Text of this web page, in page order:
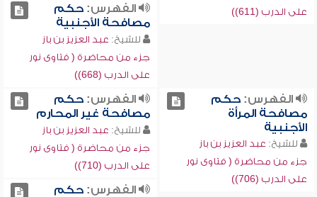
على الدرب (611))
الفهرس:حكم
مصافحة الأجنبية
للشيخ: عبد العزيز بن باز
جزء من محاضرة ( فتاوى نور
على الدرب (668))
الفهرس:حكم
مصافحة المرأة
الأجنبية
للشيخ: عبد العزيز بن باز
جزء من محاضرة ( فتاوى نور
على الدرب (706))
الفهرس:حكم
مصافحة غير المحارم
للشيخ: عبد العزيز بن باز
جزء من محاضرة ( فتاوى نور
على الدرب (710))
الفهرس:حكم